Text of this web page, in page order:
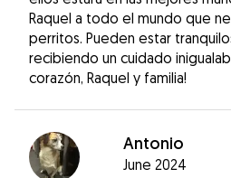
Raquel a todo el mundo que
perritos. Pueden estar
recibiendo un cuidado
corazón, Raquel y familia!
Antonio
June 2024